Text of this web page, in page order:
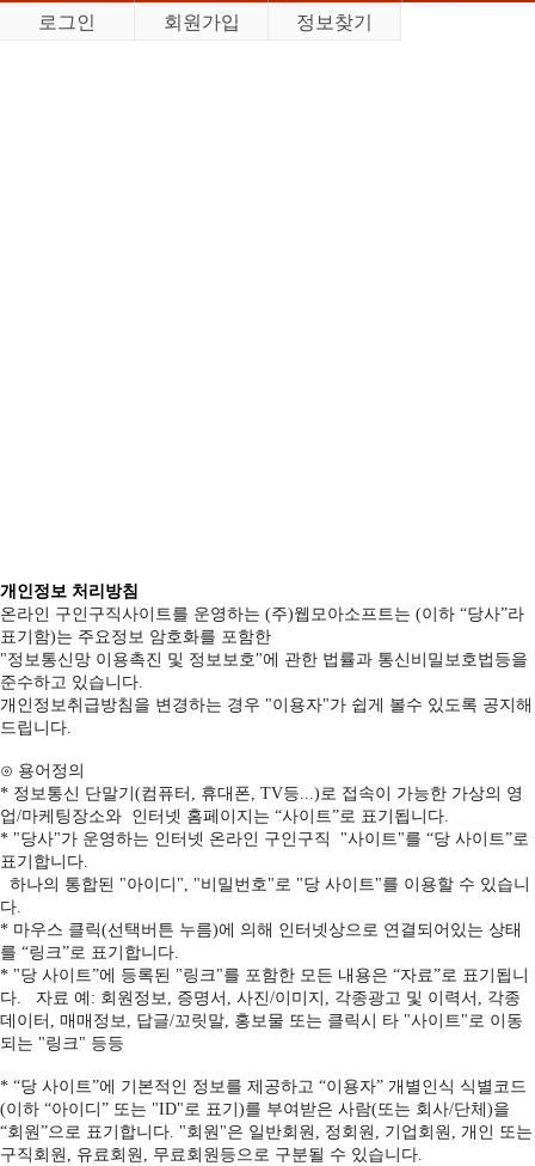
로그인
회원가입 정보찾기
개인정보 처리방침
온라인 구인구직사이트를 운영하는 (주)웹모아소프트는 (이하 “당사”라
표기함)는 주요정보 암호화를 포함한
"정보통신망 이용촉진 및 정보보호"에 관한 법률과 통신비밀보호법등을
준수하고 있습니다.
개인정보취급방침을 변경하는 경우 "이용자"가 쉽게 볼수 있도록 공지해
드립니다.
⊙ 용어정의
* 정보통신 단말기(컴퓨터, 휴대폰, TV등...)로 접속이 가능한 가상의 영
업/마케팅장소와 인터넷 홈페이지는 “사이트”로 표기됩니다.
* "당사"가 운영하는 인터넷 온라인 구인구직 "사이트"를 “당 사이트”로
표기합니다.
하나의 통합된 "아이디", "비밀번호"로 "당 사이트"를 이용할 수 있습니
다.
* 마우스 클릭(선택버튼 누름)에 의해 인터넷상으로 연결되어있는 상태
를 “링크”로 표기합니다.
* "당 사이트”에 등록된 "링크"를 포함한 모든 내용은 “자료”로 표기됩니
다. 자료 예: 회원정보, 증명서, 사진/이미지, 각종광고 및 이력서, 각종
데이터, 매매정보, 답글/꼬릿말, 홍보물 또는 클릭시 타 "사이트"로 이동
되는 "링크" 등등
* “당 사이트”에 기본적인 정보를 제공하고 “이용자” 개별인식 식별코드
(이하 “아이디” 또는 "ID"로 표기)를 부여받은 사람(또는 회사/단체)을
“회원”으로 표기합니다. "회원"은 일반회원, 정회원, 기업회원, 개인 또는
구직회원, 유료회원, 무료회원등으로 구분될 수 있습니다.